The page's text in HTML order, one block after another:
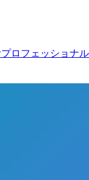
ロフェッショナル